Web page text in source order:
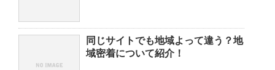
同じサイトでも地域よって違う？地
域密着について紹介！